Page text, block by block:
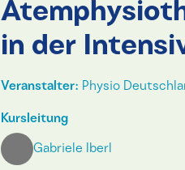
in der
Veranstalter: Physio
Kursleitung
Gabriele Iberl